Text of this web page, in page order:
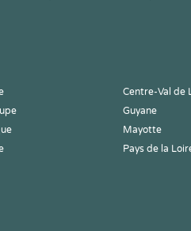
Centre-Val de
Guyane
Mayotte
Pays de la